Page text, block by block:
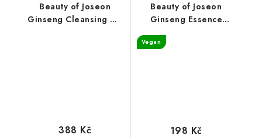
Beauty of Joseon
Ginseng Cleansing Oil
388 Kč
Beauty of Joseon
Ginseng Essence
Water 40ml
Vegan
198 Kč